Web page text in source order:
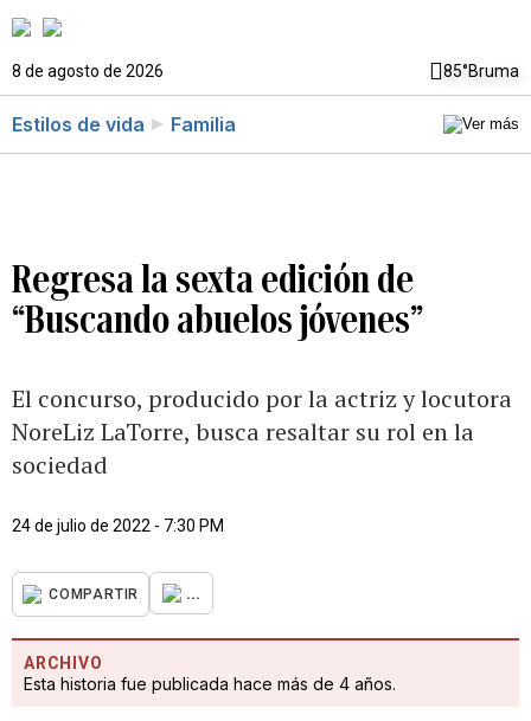
8 de agosto de 2026 85°Bruma
Estilos de vida Familia
Regresa la sexta edición de
“Buscando abuelos jóvenes”
El concurso, producido por la actriz y locutora
NoreLiz LaTorre, busca resaltar su rol en la
sociedad
24 de julio de 2022 - 7:30 PM
COMPARTIR ...
ARCHIVO
Esta historia fue publicada hace más de 4 años.